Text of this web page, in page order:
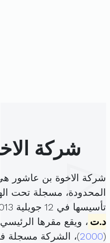
شركة
شركة الاخوة بن عاشور
المحدودة، مسجلة تحت
تأسيسها في 12 جويلية 2013 برأس مال قدره
د.ت
(
2000)، الشركة مسجلة